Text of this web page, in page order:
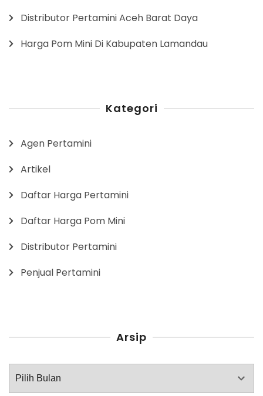
Distributor Pertamini Aceh Barat Daya
Harga Pom Mini Di Kabupaten Lamandau
Kategori
Agen Pertamini
Artikel
Daftar Harga Pertamini
Daftar Harga Pom Mini
Distributor Pertamini
Penjual Pertamini
Arsip
Arsip